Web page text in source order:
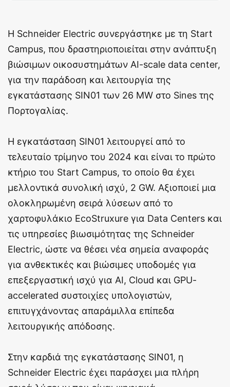
Η Schneider Electric συνεργάστηκε με τη Start
Campus, που δραστηριοποιείται στην ανάπτυξη
βιώσιμων οικοσυστημάτων ΑΙ-scale data center,
για την παράδοση και λειτουργία της
εγκατάστασης SIN01 των 26 MW στο Sines της
Πορτογαλίας.
Η εγκατάσταση SIN01 λειτουργεί από το
τελευταίο τρίμηνο του 2024 και είναι το πρώτο
κτήριο του Start Campus, το οποίο θα έχει
μελλοντικά συνολική ισχύ, 2 GW. Αξιοποιεί μια
ολοκληρωμένη σειρά λύσεων από το
χαρτοφυλάκιο EcoStruxure για Data Centers και
τις υπηρεσίες βιωσιμότητας της Schneider
Electric, ώστε να θέσει νέα σημεία αναφοράς
για ανθεκτικές και βιώσιμες υποδομές για
επεξεργαστική ισχύ για AI, Cloud και GPU-
accelerated συστοιχίες υπολογιστών,
επιτυγχάνοντας απαράμιλλα επίπεδα
λειτουργικής απόδοσης.
Στην καρδιά της εγκατάστασης SIN01, η
Schneider Electric έχει παράσχει μια πλήρη